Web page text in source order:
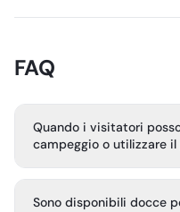
FAQ
Quando i visitatori
campeggio o utilizzare il
parchi ad accesso
Sono disponibili docce